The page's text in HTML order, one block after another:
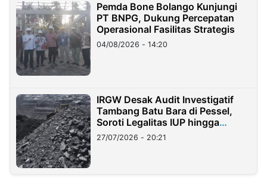
Pemda Bone Bolango Kunjungi
PT BNPG, Dukung Percepatan
Operasional Fasilitas Strategis
04/08/2026 - 14:20
IRGW Desak Audit Investigatif
Tambang Batu Bara di Pessel,
Soroti Legalitas IUP hingga
Stockpile
27/07/2026 - 20:21